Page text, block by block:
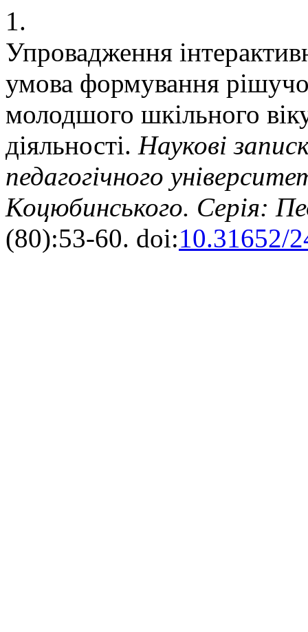
1.
Упровадження
умова формування
молодшого шкільного
діяльності. Наукові
педагогічного
Коцюбинського. Серія:
(80):53-60. doi:10.31652/